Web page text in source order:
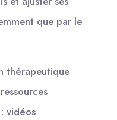
que par le
thérapeutique
vidéos